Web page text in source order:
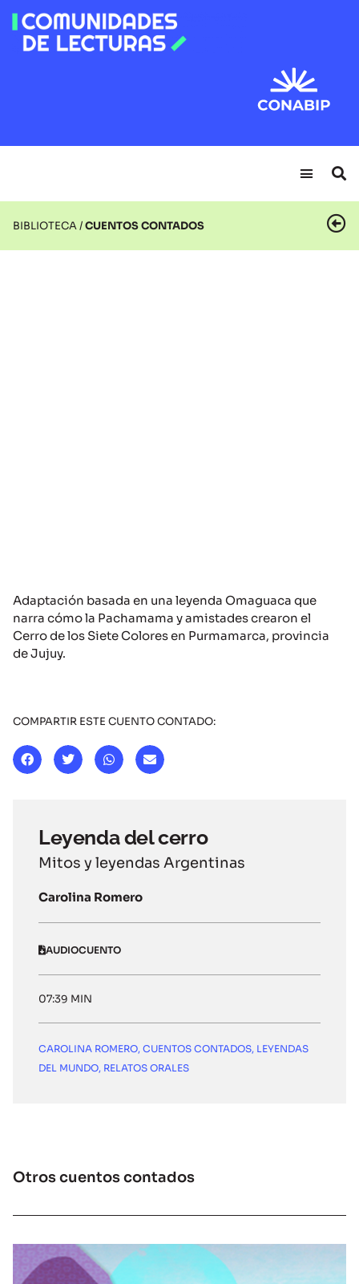
BIBLIOTECA /CUENTOS CONTADOS
Adaptación basada en una leyenda Omaguaca que
narra cómo la Pachamama y amistades crearon el
Cerro de los Siete Colores en Purmamarca, provincia
de Jujuy.
COMPARTIR ESTE CUENTO CONTADO:
Leyenda del cerro
Mitos y leyendas Argentinas
Carolina Romero
AUDIOCUENTO
07:39 MIN
CAROLINA ROMERO, CUENTOS CONTADOS, LEYENDAS
DEL MUNDO, RELATOS ORALES
Otros cuentos contados